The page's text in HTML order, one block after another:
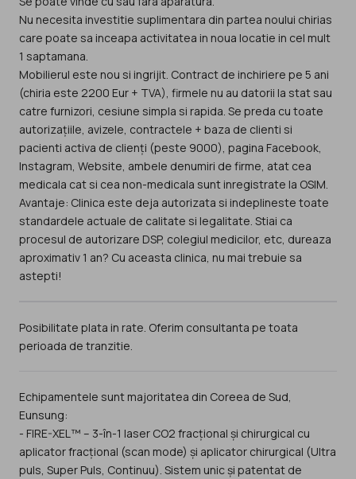
Nu necesita investitie suplimentara din partea noului chirias
care poate sa inceapa activitatea in noua locatie in cel mult
1 saptamana.
Mobilierul este nou si ingrijit. Contract de inchiriere pe 5 ani
(chiria este 2200 Eur + TVA), firmele nu au datorii la stat sau
catre furnizori, cesiune simpla si rapida. Se preda cu toate
autorizațiile, avizele, contractele + baza de clienti si
pacienti activa de clienți (peste 9000), pagina Facebook,
Instagram, Website, ambele denumiri de firme, atat cea
medicala cat si cea non-medicala sunt inregistrate la OSIM.
Avantaje: Clinica este deja autorizata si indeplineste toate
standardele actuale de calitate si legalitate. Stiai ca
procesul de autorizare DSP, colegiul medicilor, etc, dureaza
aproximativ 1 an? Cu aceasta clinica, nu mai trebuie sa
Posibilitate plata in rate. Oferim consultanta pe toata
perioada de tranzitie.
Echipamentele sunt majoritatea din Coreea de Sud,
Eunsung:
- FIRE-XEL™ – 3-în-1 laser CO2 fracțional și chirurgical cu
aplicator fracțional (scan mode) și aplicator chirurgical (Ultra
puls, Super Puls, Continuu). Sistem unic și patentat de